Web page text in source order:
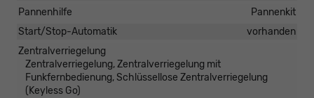
Pannenhilfe
Pannenkit
Start/Stop-Automatik
vorhanden
Zentralverriegelung
Zentralverriegelung, Zentralverriegelung mit
Funkfernbedienung, Schlüssellose Zentralverriegelung
(Keyless Go)